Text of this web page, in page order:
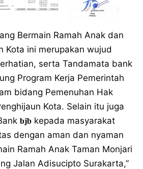
Bermain Ramah Anak dan
Kota ini merupakan wujud
serta Tandamata bank
Program Kerja Pemerintah
bidang Pemenuhan Hak
Kota. Selain itu juga
bjb kepada masyarakat
dengan aman dan nyaman
Ramah Anak Taman Monjari
Jalan Adisucipto Surakarta,”